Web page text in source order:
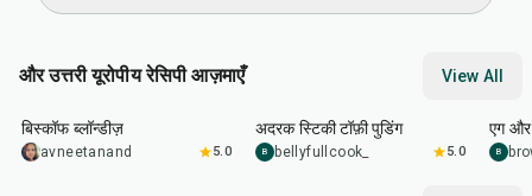
और उत्तरी यूरोपीय रेसिपी आज़माएँ View All
55
बिस्कॉफ ब्लॉन्डीज़
avneetanand 5.0
अदरक स्टिकी टॉफ़ी पुडिंग
B bellyfullcook_ 5.0
एग और
B